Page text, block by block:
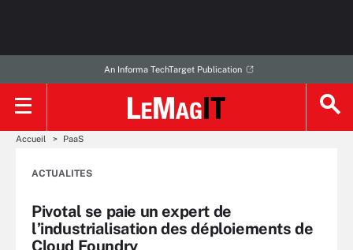
An Informa TechTarget Publication
Accueil PaaS
ACTUALITES
Pivotal se paie un expert de
l’industrialisation des déploiements de
Cloud Foundry